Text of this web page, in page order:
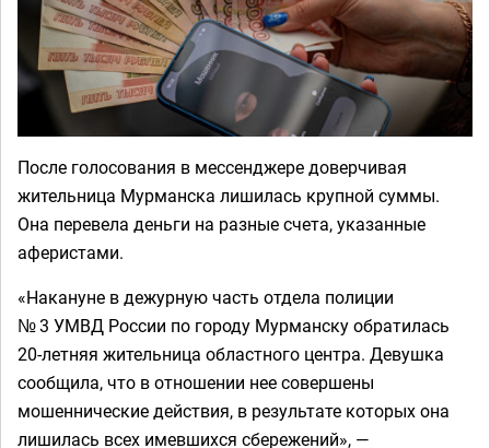
После голосования в мессенджере доверчивая
жительница Мурманска лишилась крупной суммы.
Она перевела деньги на разные счета, указанные
аферистами.
«Накануне в дежурную часть отдела полиции
№ 3 УМВД России по городу Мурманску обратилась
20-летняя жительница областного центра. Девушка
сообщила, что в отношении нее совершены
мошеннические действия, в результате которых она
лишилась всех имевшихся сбережений», —